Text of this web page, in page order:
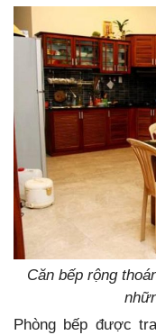
Căn bếp rộng
Phòng bếp được